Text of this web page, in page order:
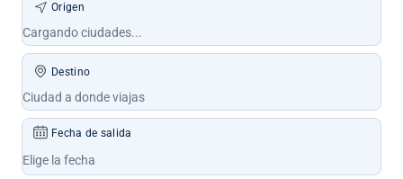
Origen
Destino
Fecha de salida